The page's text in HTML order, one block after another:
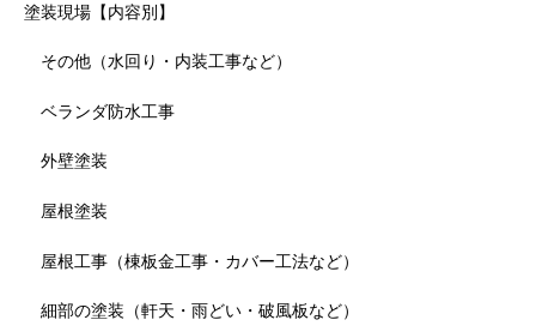
塗装現場【内容別】
その他（水回り・内装工事など）
ベランダ防水工事
外壁塗装
屋根塗装
屋根工事（棟板金工事・カバー工法など）
細部の塗装（軒天・雨どい・破風板など）